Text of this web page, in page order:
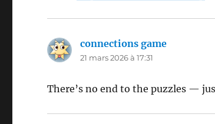
connections game
21 mars 2026 à 17:31
There’s no end to the puzzles —